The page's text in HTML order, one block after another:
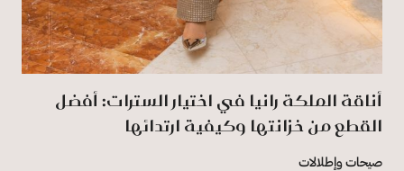
أناقة الملكة رانيا في اختيار السترات: أفضل
القطع من خزانتها وكيفية ارتدائها
صيحات وإطلالات